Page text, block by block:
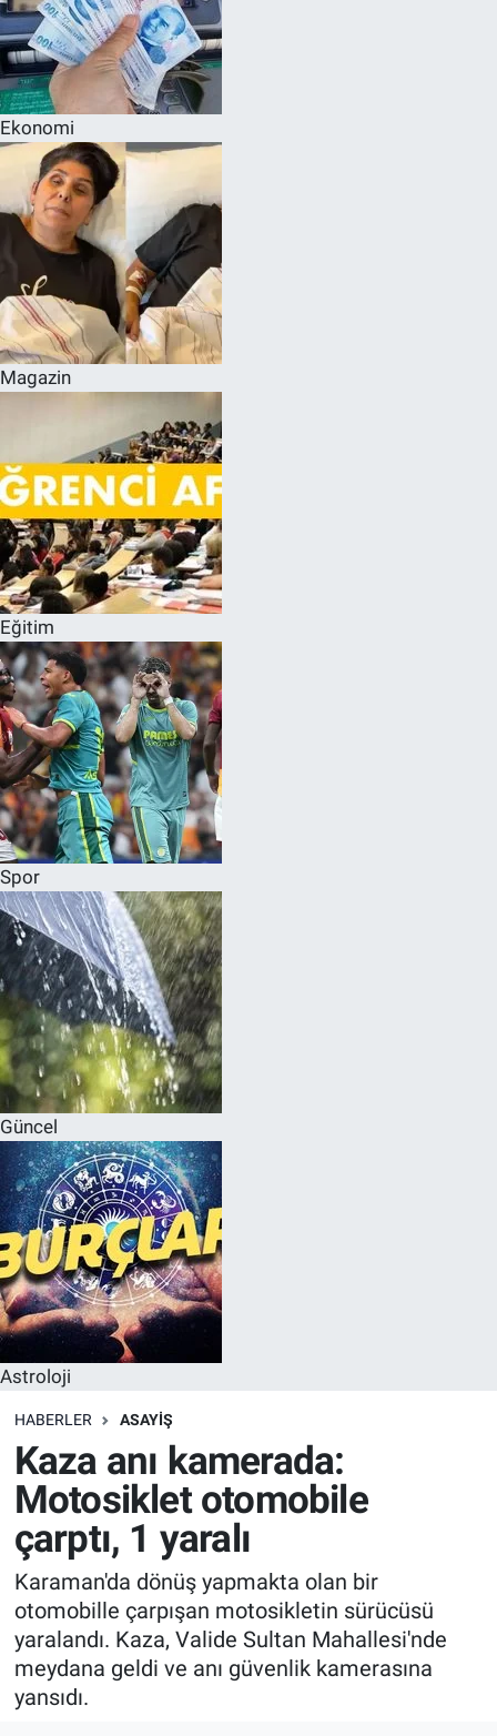
Ekonomi
Magazin
Eğitim
Spor
Güncel
Astroloji
HABERLER ASAYIŞ
Kaza anı kamerada:
Motosiklet otomobile
çarptı, 1 yaralı
Karaman'da dönüş yapmakta olan bir
otomobille çarpışan motosikletin sürücüsü
yaralandı. Kaza, Valide Sultan Mahallesi'nde
meydana geldi ve anı güvenlik kamerasına
yansıdı.